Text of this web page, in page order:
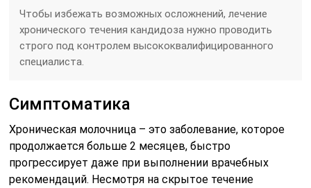
Чтобы избежать возможных осложнений, лечение
хронического течения кандидоза нужно проводить
строго под контролем высококвалифицированного
специалиста.
Симптоматика
Хроническая молочница – это заболевание, которое
продолжается больше 2 месяцев, быстро
прогрессирует даже при выполнении врачебных
рекомендаций. Несмотря на скрытое течение